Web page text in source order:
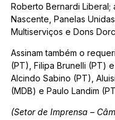
Roberto Bernardi Liberal;
Nascente, Panelas
Multiserviços e Dons
Assinam também o
(PT), Filipa Brunelli (PT)
Alcindo Sabino (PT),
(MDB) e Paulo Landim
(Setor de Imprensa –